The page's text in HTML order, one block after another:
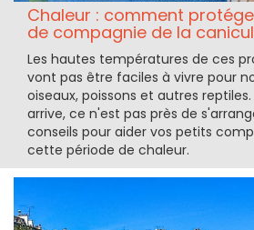
Chaleur : comment
de compagnie de la
Les hautes températures de ces
vont pas être faciles à vivre pour
oiseaux, poissons et autres
arrive, ce n'est pas près de
conseils pour aider vos petits
cette période de chaleur.